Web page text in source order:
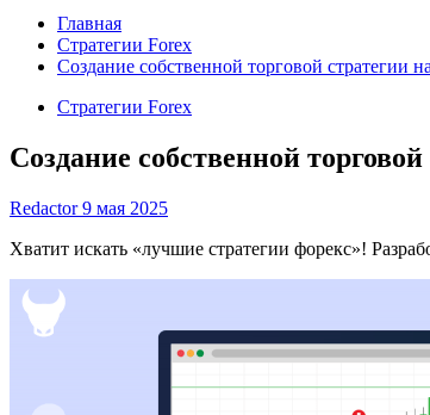
Главная
Стратегии Forex
Создание собственной торговой стратегии
Стратегии Forex
Создание собственной
Redactor9 мая 2025
Хватит искать «лучшие стратегии форекс»!